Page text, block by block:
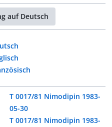
auf Deutsch
T 0017/81 Nimodipin 1983-
05-30
T 0017/81 Nimodipin 1983-